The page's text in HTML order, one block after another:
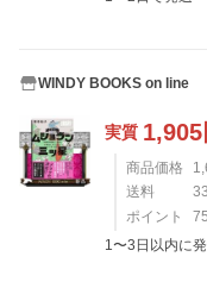
WINDY BOOKS on line
実質 1,905
商品価格
送料
ポイント
75
1〜3日以内に